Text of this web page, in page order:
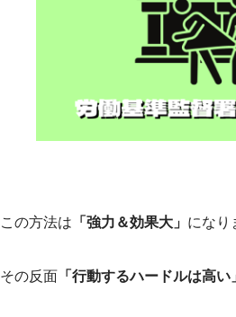
この方法は 「強力＆効果大」 になり
その反面 「行動するハードルは高い